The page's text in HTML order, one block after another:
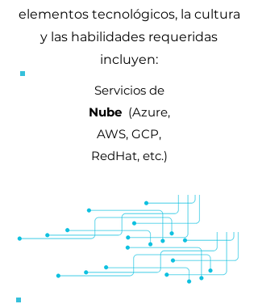
elementos tecnológicos, la cultura
y las habilidades requeridas
incluyen:
Servicios de
Nube (Azure,
AWS, GCP,
RedHat, etc.)